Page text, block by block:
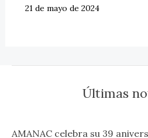
21 de mayo de 2024
Últimas
AMANAC celebra su 39